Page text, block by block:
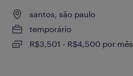
santos, são paulo
temporário
R$3,501 - R$4,500 por mês